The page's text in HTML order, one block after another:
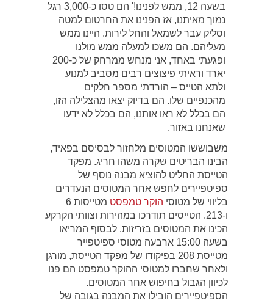
בשעה 12, ממש לפנינו!' הם טסו כ-3,000 רגל
נמוך מאיתנו, אז הפנינו את החרטום למטה
וסליק עבר לשמאל והחל לירות. היינו ממש
מעליהם. הם משכו למעלה ממש מולנו
ופגעתי באחד, אני מנחש ממרחק של כ-200
יארד וראיתי פיצוצים רבים מסביב למנוע
ולתא הטייס – הורדתי מספר חלקים
מהכנפיים שלו. הם בדיוק יצאו מהצלילה הזו,
הם בכלל לא ראו אותנו, הם בכלל לא ידעו
שאנחנו באזור.
משבוששו המטוסים מלחזור לבסיסם בפאיד,
הבינו הבריטים שקרה משהו חריג. מפקד
הטייסת החליט להוציא מבנה נוסף של
ספיטפיירים לחפש אחר המטוסים הנעדרים
בליווי של מטוסי הוקר טמפסט
מטייסות 6
ו-213. הטייסים תודרכו במהירות וצוותי הקרקע
הכינו את המטוסים בזריזות. לבסוף המריאו
בשעה 15:00 ארבעה מטוסי ספיטפייר
מטייסת 208 בפיקודו של מפקד הטייסת, מורגן
ולאחר שחברו למטוסי ההוקר טמפסט הם פנו
לכיוון הגבול בחיפוש אחר המטוסים.
הספיטפיירים הובילו את המבנה בגובה של